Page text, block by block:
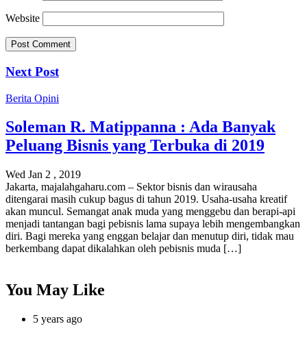
Website
Next Post
Berita Opini
Soleman R. Matippanna : Ada Banyak
Peluang Bisnis yang Terbuka di 2019
Wed Jan 2 , 2019
Jakarta, majalahgaharu.com – Sektor bisnis dan wirausaha
ditengarai masih cukup bagus di tahun 2019. Usaha-usaha kreatif
akan muncul. Semangat anak muda yang menggebu dan berapi-api
menjadi tantangan bagi pebisnis lama supaya lebih mengembangkan
diri. Bagi mereka yang enggan belajar dan menutup diri, tidak mau
berkembang dapat dikalahkan oleh pebisnis muda […]
You May Like
5 years ago